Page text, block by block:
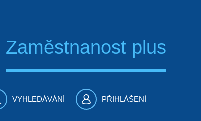
Zaměstnanost plus
VYHLEDÁVÁNÍ PŘIHLÁŠENÍ